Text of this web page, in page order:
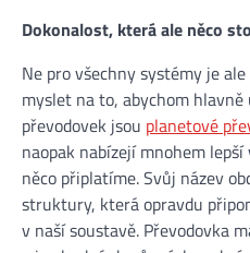
Dokonalost, která ale něco
Ne pro všechny systémy je
myslet na to, abychom
převodovek jsou planetové
naopak nabízejí mnohem
něco připlatíme. Svůj název
struktury, která opravdu
v naší soustavě. Převodovka